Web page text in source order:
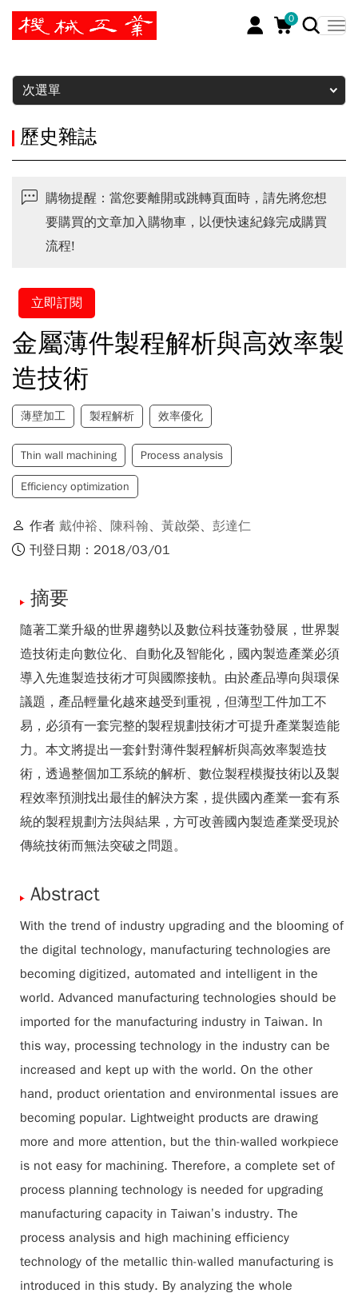
0
暫停
次選單
歷史雜誌
購物提醒：當您要離開或跳轉頁面時，請先將您想
要購買的文章加入購物車，以便快速紀錄完成購買
流程!
立即訂閱
金屬薄件製程解析與高效率製
造技術
薄壁加工 製程解析 效率優化
Thin wall machining Process analysis
Efficiency optimization
作者 戴仲裕、 陳科翰、 黃啟榮、 彭達仁
刊登日期：2018/03/01
摘要
隨著工業升級的世界趨勢以及數位科技蓬勃發展，世界製
造技術走向數位化、自動化及智能化，國內製造產業必須
導入先進製造技術才可與國際接軌。由於產品導向與環保
議題，產品輕量化越來越受到重視，但薄型工件加工不
易，必須有一套完整的製程規劃技術才可提升產業製造能
力。本文將提出一套針對薄件製程解析與高效率製造技
術，透過整個加工系統的解析、數位製程模擬技術以及製
程效率預測找出最佳的解決方案，提供國內產業一套有系
統的製程規劃方法與結果，方可改善國內製造產業受現於
傳統技術而無法突破之問題。
Abstract
With the trend of industry upgrading and the blooming of
the digital technology, manufacturing technologies are
becoming digitized, automated and intelligent in the
world. Advanced manufacturing technologies should be
imported for the manufacturing industry in Taiwan. In
this way, processing technology in the industry can be
increased and kept up with the world. On the other
hand, product orientation and environmental issues are
becoming popular. Lightweight products are drawing
more and more attention, but the thin-walled workpiece
is not easy for machining. Therefore, a complete set of
process planning technology is needed for upgrading
manufacturing capacity in Taiwan’s industry. The
process analysis and high machining efficiency
technology of the metallic thin-walled manufacturing is
introduced in this study. By analyzing the whole